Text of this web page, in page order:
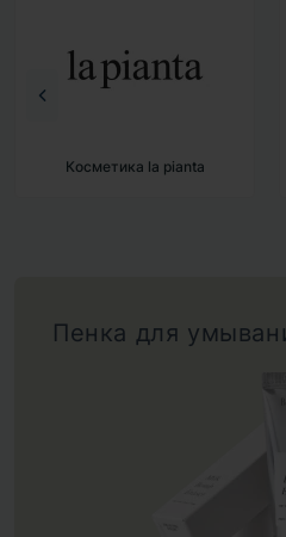
Косметика la pianta
Пенка для